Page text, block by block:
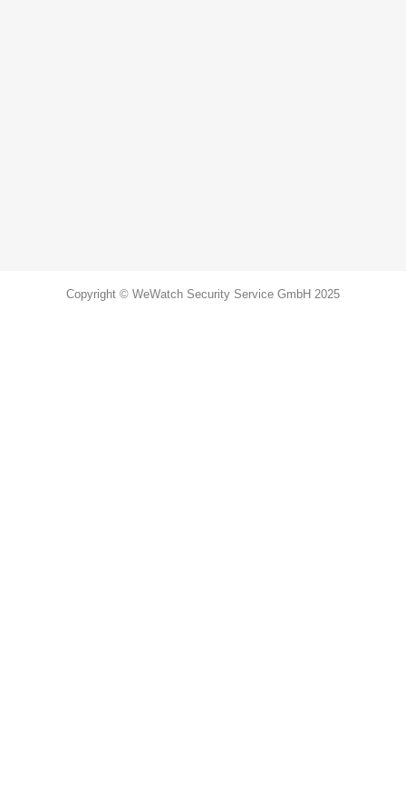
Copyright © WeWatch Security Service GmbH 2025